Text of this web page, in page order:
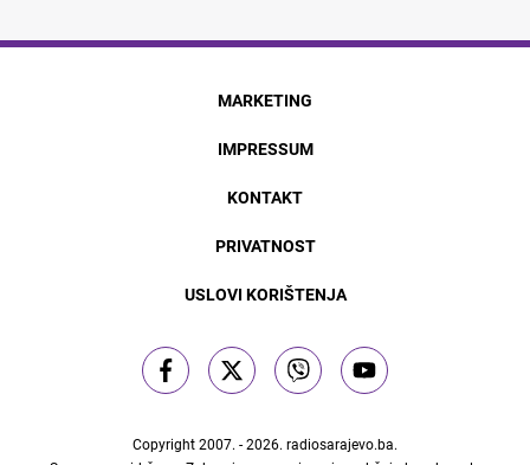
MARKETING
IMPRESSUM
KONTAKT
PRIVATNOST
USLOVI KORIŠTENJA
Copyright 2007. - 2026. radiosarajevo.ba.